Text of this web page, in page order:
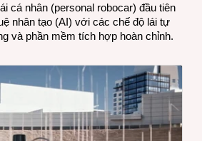
cá nhân (personal robocar) đầu tiên
nhân tạo (AI) với các chế độ lái tự
và phần mềm tích hợp hoàn chỉnh.